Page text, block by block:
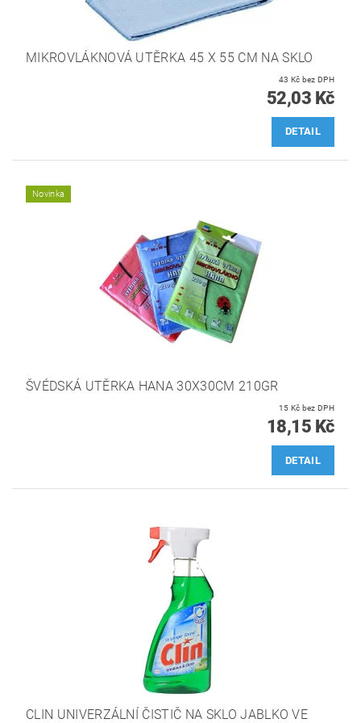
MIKROVLÁKNOVÁ UTĚRKA 45 X 55 CM NA SKLO
43 Kč bez DPH
52,03 Kč
DETAIL
Novinka
ŠVÉDSKÁ UTĚRKA HANA 30X30CM 210GR
15 Kč bez DPH
18,15 Kč
DETAIL
CLIN UNIVERZÁLNÍ ČISTIČ NA SKLO JABLKO VE